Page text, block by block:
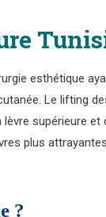
esthétique
Le lifting
supérieure et
plus
?